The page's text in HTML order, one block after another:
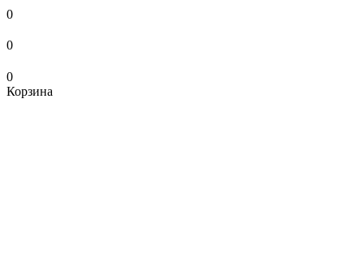
0
0
0
Корзина